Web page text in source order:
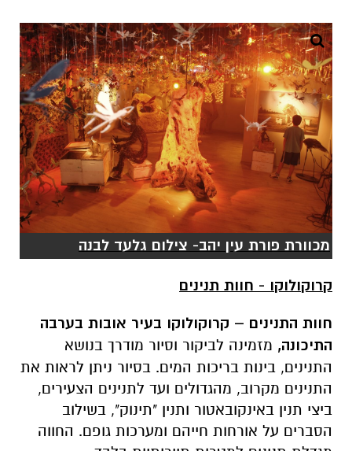
מכוורת פורת עין יהב- צילום גלעד לבנה
קרוקולוקו - חוות תנינים
חוות התנינים – קרוקולוקו בעיר אובות בערבה
התיכונה, מזמינה לביקור וסיור מודרך בנושא
התנינים, בינות בריכות המים. בסיור ניתן לראות את
התנינים מקרוב, מהגדולים ועד לתנינים הצעירים,
ביצי תנין באינקובאטור ותנין "תינוק", בשילוב
הסברים על אורחות חייהם ומערכות גופם. החווה